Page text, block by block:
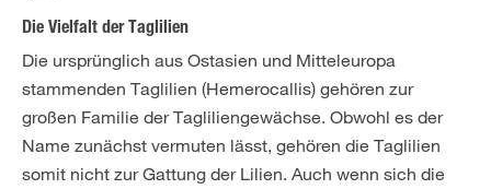
Die Vielfalt der Taglilien
Die ursprünglich aus Ostasien und Mitteleuropa
stammenden Taglilien (Hemerocallis) gehören zur
großen Familie der Tagliliengewächse. Obwohl es der
Name zunächst vermuten lässt, gehören die Taglilien
somit nicht zur Gattung der Lilien. Auch wenn sich die